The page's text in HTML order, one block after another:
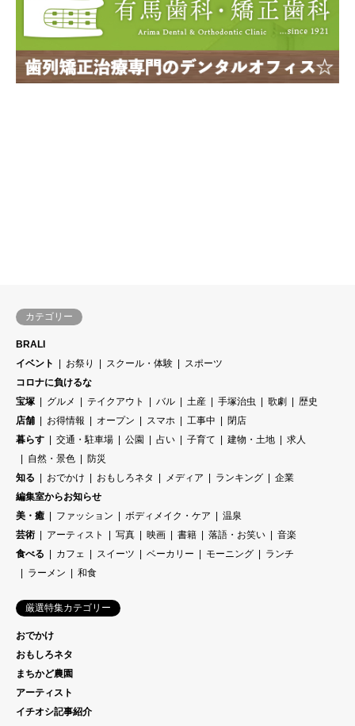
カテゴリー
BRALI
イベント
お祭り スクール・体験
スポーツ
コロナに負けるな
宝塚
グルメ テイクアウト バル 土産 手塚治虫 歌劇
歴史
店舗
お得情報 オープン スマホ 工事中
閉店
暮らす
交通・駐車場 公園 占い 子育て 建物・土地
求人
自然・景色
防災
知る
おでかけ おもしろネタ メディア ランキング
企業
編集室からお知らせ
美・癒
ファッション ボディメイク・ケア
温泉
芸術
アーティスト 写真 映画 書籍 落語・お笑い
音楽
食べる
カフェ スイーツ ベーカリー モーニング
ランチ
ラーメン
和食
厳選特集カテゴリー
おでかけ
おもしろネタ
まちかど農園
アーティスト
イチオシ記事紹介